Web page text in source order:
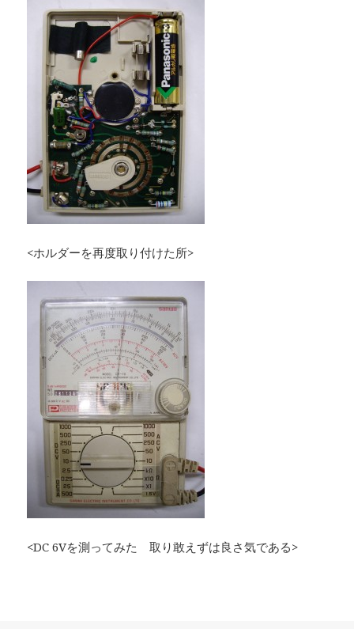
<ホルダーを再度取り付けた所>
<DC 6Vを測ってみた 取り敢えずは良さ気である>